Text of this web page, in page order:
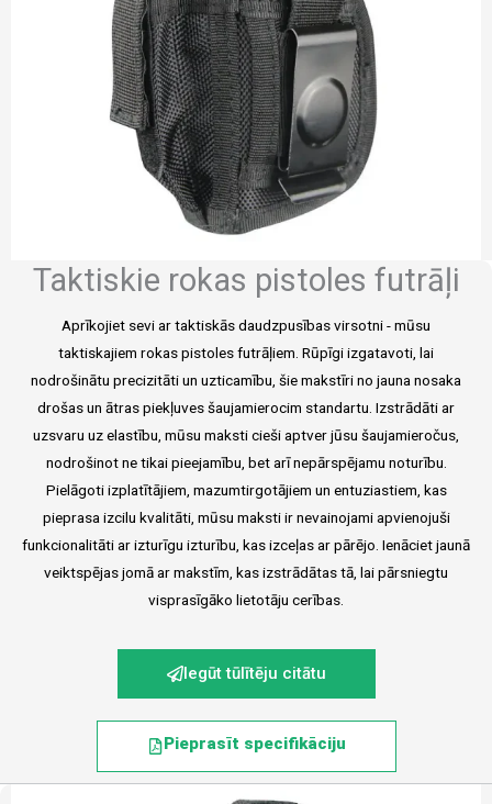
Taktiskie rokas pistoles futrāļi
Aprīkojiet sevi ar taktiskās daudzpusības virsotni - mūsu
taktiskajiem rokas pistoles futrāļiem. Rūpīgi izgatavoti, lai
nodrošinātu precizitāti un uzticamību, šie makstīri no jauna nosaka
drošas un ātras piekļuves šaujamierocim standartu. Izstrādāti ar
uzsvaru uz elastību, mūsu maksti cieši aptver jūsu šaujamieročus,
nodrošinot ne tikai pieejamību, bet arī nepārspējamu noturību.
Pielāgoti izplatītājiem, mazumtirgotājiem un entuziastiem, kas
pieprasa izcilu kvalitāti, mūsu maksti ir nevainojami apvienojuši
funkcionalitāti ar izturīgu izturību, kas izceļas ar pārējo. Ienāciet jaunā
veiktspējas jomā ar makstīm, kas izstrādātas tā, lai pārsniegtu
visprasīgāko lietotāju cerības.
Iegūt tūlītēju citātu
Pieprasīt specifikāciju